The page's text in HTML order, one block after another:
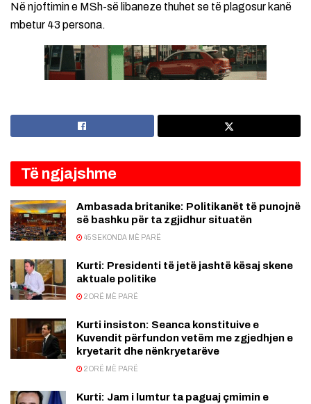
Në njoftimin e MSh-së libaneze thuhet se të plagosur kanë
mbetur 43 persona.
Të ngjajshme
Ambasada britanike: Politikanët të punojnë
së bashku për ta zgjidhur situatën
45 SEKONDA MË PARË
Kurti: Presidenti të jetë jashtë kësaj skene
aktuale politike
2 ORË MË PARË
Kurti insiston: Seanca konstituive e
Kuvendit përfundon vetëm me zgjedhjen e
kryetarit dhe nënkryetarëve
2 ORË MË PARË
Kurti: Jam i lumtur ta paguaj çmimin e